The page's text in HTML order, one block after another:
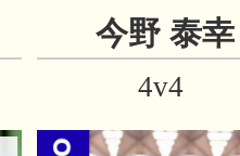
今野 泰幸
4v4